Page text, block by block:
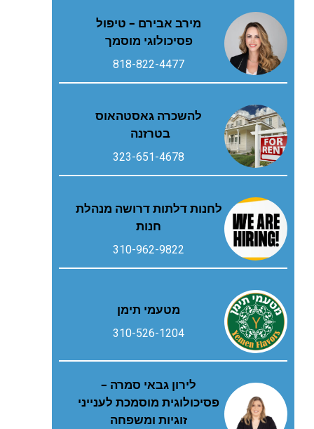
מירב אבירם – טיפול
פסיכולוגי מוסמך
818-822-4477
להשכרה גאסטהאוס
בטרזנה
323-651-4678
לחנות דלתות דרושה מנהלת
חנות
310-962-9822
מטעמי תימן
310-526-1204
לירון גבאי סמרה –
פסיכולוגית מוסמכת לענייני
זוגיות ומשפחה